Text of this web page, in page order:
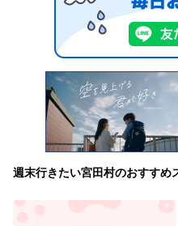
週末行きたい宮田村のおすすめ